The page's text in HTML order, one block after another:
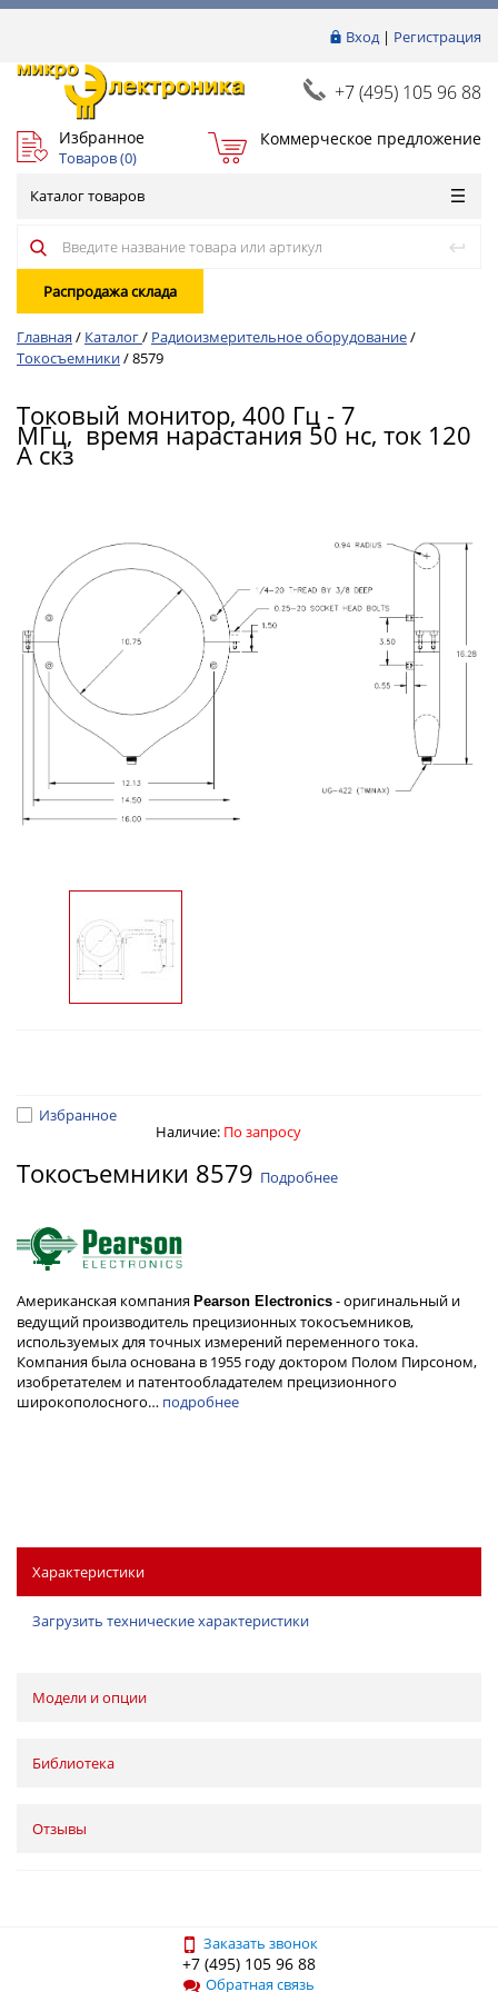
Вход| Регистрация
+7 (495) 105 96 88
Избранное
Товаров (0)
Коммерческое предложение
Каталог товаров
Распродажа склада
Главная / Каталог/ Радиоизмерительное оборудование/
Токосъемники/8579
Токовый монитор, 400 Гц - 7
МГц, время нарастания 50 нс, ток 120
А скз
Избранное
Наличие: По запросу
Токосъемники 8579 Подробнее
Американская компания Pearson Electronics - оригинальный и
ведущий производитель прецизионных токосъемников,
используемых для точных измерений переменного тока.
Компания была основана в 1955 году доктором Полом Пирсоном,
изобретателем и патентообладателем прецизионного
широкополосного… подробнее
Характеристики
Загрузить технические характеристики
Модели и опции
Библиотека
Отзывы
Заказать звонок
+7 (495) 105 96 88
Обратная связь